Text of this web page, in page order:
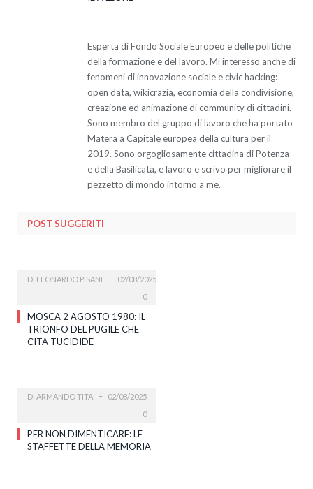
Esperta di Fondo Sociale Europeo e delle politiche
della formazione e del lavoro. Mi interesso anche di
fenomeni di innovazione sociale e civic hacking:
open data, wikicrazia, economia della condivisione,
creazione ed animazione di community di cittadini.
Sono membro del gruppo di lavoro che ha portato
Matera a Capitale europea della cultura per il
2019. Sono orgogliosamente cittadina di Potenza
e della Basilicata, e lavoro e scrivo per migliorare il
pezzetto di mondo intorno a me.
POST SUGGERITI
DI LEONARDO PISANI
02/08/2025
0
MOSCA 2 AGOSTO 1980: IL
TRIONFO DEL PUGILE CHE
CITA TUCIDIDE
DI ARMANDO TITA
02/08/2025
0
PER NON DIMENTICARE: LE
STAFFETTE DELLA MEMORIA